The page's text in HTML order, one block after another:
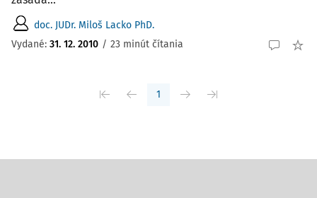
doc. JUDr. Miloš Lacko PhD.
Vydané: 31. 12. 2010 / 23 minút čítania
1